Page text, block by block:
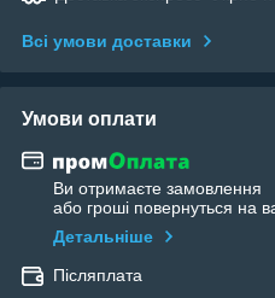
Всі умови доставки
Умови оплати
Ви отримаєте замовлення
або гроші повернуться на
Детальніше
Післяплата